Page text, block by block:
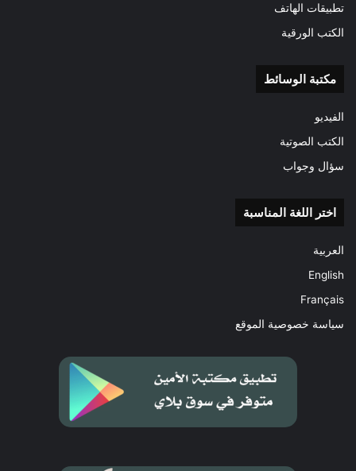
تطبيقات الهاتف
الكتب الورقية
مكتبة الوسائط
الفيديو
الكتب الصوتية
سؤال وجواب
اختر اللغة المناسبة
العربية
English
Français
سياسة خصوصية الموقع